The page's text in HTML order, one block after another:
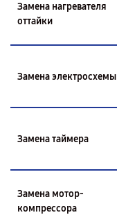
Замена нагревателя
оттайки
Замена электросхемы
Замена таймера
Замена мотор-
компрессора